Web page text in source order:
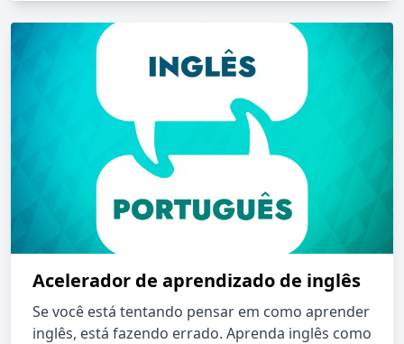
Acelerador de aprendizado de inglês
Se você está tentando pensar em como aprender
inglês, está fazendo errado. Aprenda inglês como